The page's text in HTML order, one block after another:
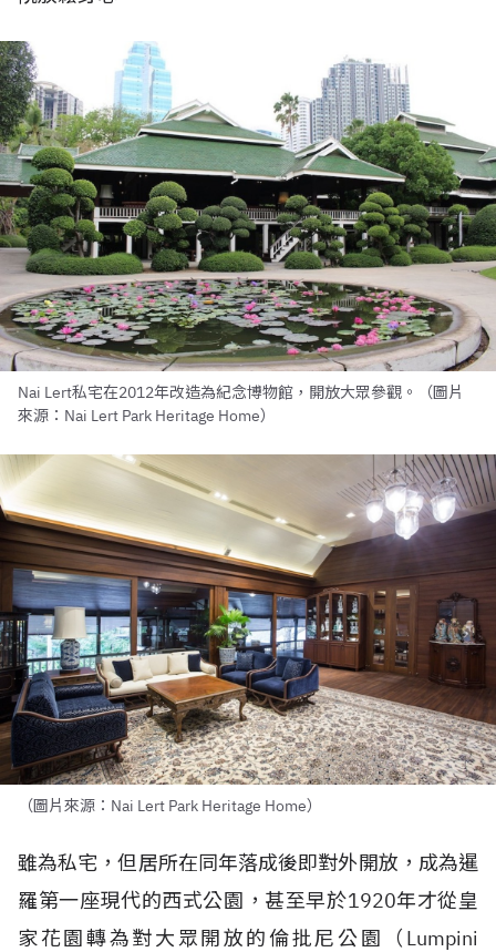
Nai Lert私宅在2012年改造為紀念博物館，開放大眾參觀。（圖片
來源：Nai Lert Park Heritage Home）
（圖片來源：Nai Lert Park Heritage Home）
雖為私宅，但居所在同年落成後即對外開放，成為暹
羅第一座現代的西式公園，甚至早於1920年才從皇
家花園轉為對大眾開放的倫批尼公園（Lumpini